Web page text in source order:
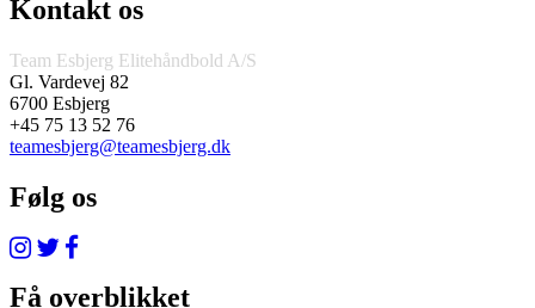
Kontakt os
Team Esbjerg Elitehåndbold A/S
Gl. Vardevej 82
6700 Esbjerg
+45 75 13 52 76
teamesbjerg@teamesbjerg.dk
Følg os
Få overblikket